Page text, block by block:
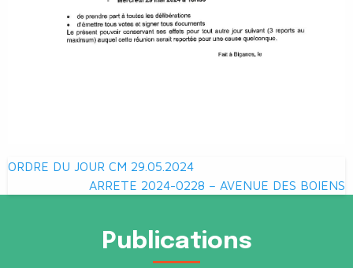
Navigation
de
ORDRE DU JOUR CM 29.05.2024
ARRETE 2024-0228 – AVENUE DES BOIENS
Publications